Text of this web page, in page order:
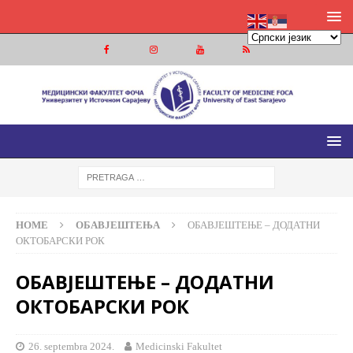
МЕДИЦИНСКИ ФАКУЛТЕТ ФОЧА
МЕДИЦИНСКИ ФАКУЛТЕТ УНИВЕРЗИТЕТА У ИСТОЧНОМ
HOME ОБАВЈЕШТЕЊА
ОБАВЈЕШТЕЊЕ – ДОДАТНИ
ОКТОБАРСКИ РОК
ОБАВЈЕШТЕЊЕ – ДОДАТНИ
ОКТОБАРСКИ РОК
26. septembra 2024. Medicinski Fakultet